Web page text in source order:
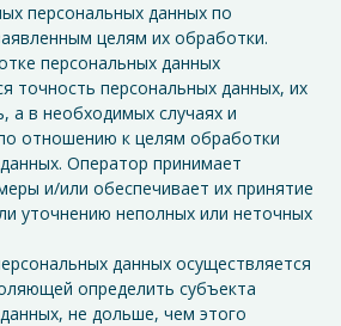
персональных данных по
целям их обработки.
персональных данных
точность персональных данных, их
а в необходимых случаях и
отношению к целям обработки
Оператор принимает
и/или обеспечивает их принятие
уточнению неполных или неточных
данных осуществляется
определить субъекта
не дольше, чем этого